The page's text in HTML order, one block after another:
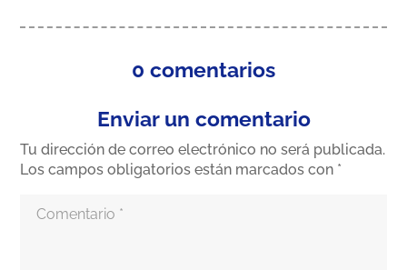
0 comentarios
Enviar un comentario
Tu dirección de correo electrónico no será publicada.
Los campos obligatorios están marcados con *